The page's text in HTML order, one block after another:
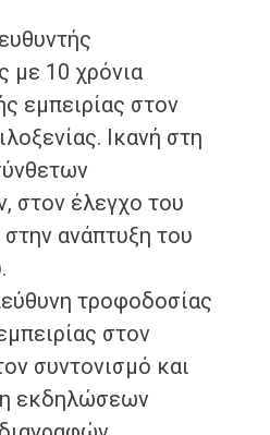
με 10 χρόνια
εμπειρίας στον
Ικανή στη
στον έλεγχο του
ανάπτυξη του
τροφοδοσίας
στον
συντονισμό και
εκδηλώσεων